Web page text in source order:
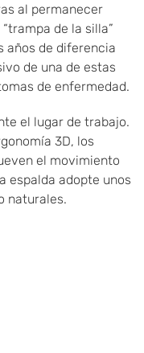
al permanecer
de la silla”
años de diferencia
de una de estas
de enfermedad.
el lugar de trabajo.
3D, los
el movimiento
espalda adopte unos
naturales.